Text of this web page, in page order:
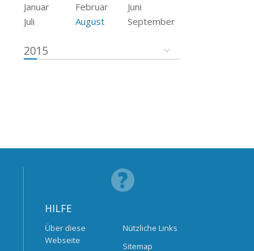
Januar Februar
Juni
Juli
August September
2015
HILFE
Über diese
Webseite
Nützliche Links
Sitemap